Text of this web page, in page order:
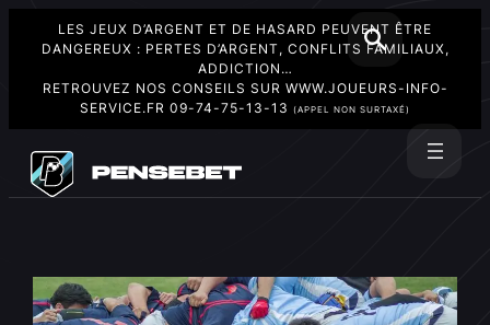
LES JEUX D’ARGENT ET DE HASARD PEUVENT ÊTRE
DANGEREUX : PERTES D’ARGENT, CONFLITS FAMILIAUX,
ADDICTION…
RETROUVEZ NOS CONSEILS SUR WWW.JOUEURS-INFO-
SERVICE.FR 09-74-75-13-13 (APPEL NON SURTAXÉ)
contenu